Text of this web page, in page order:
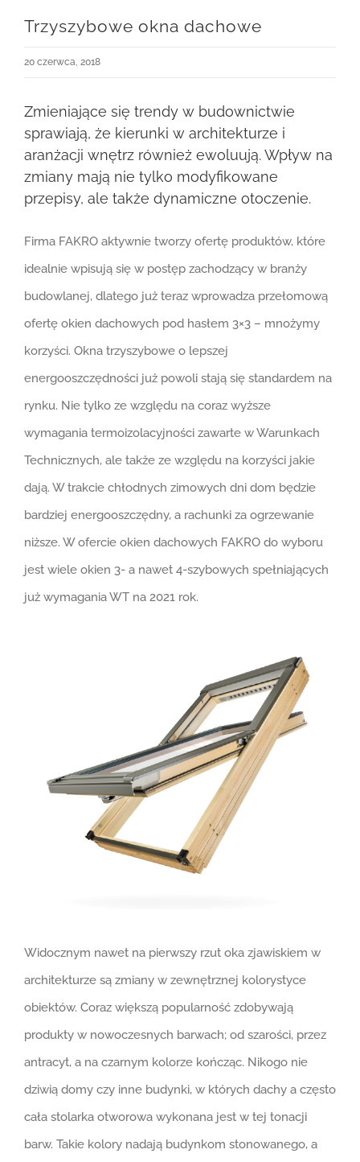
Trzyszybowe okna dachowe
20 czerwca, 2018
Zmieniające się trendy w budownictwie
sprawiają, że kierunki w architekturze i
aranżacji wnętrz również ewoluują. Wpływ na
zmiany mają nie tylko modyfikowane
przepisy, ale także dynamiczne otoczenie.
Firma FAKRO aktywnie tworzy ofertę produktów, które
idealnie wpisują się w postęp zachodzący w branży
budowlanej, dlatego już teraz wprowadza przełomową
ofertę okien dachowych pod hasłem 3×3 – mnożymy
korzyści. Okna trzyszybowe o lepszej
energooszczędności już powoli stają się standardem na
rynku. Nie tylko ze względu na coraz wyższe
wymagania termoizolacyjności zawarte w Warunkach
Technicznych, ale także ze względu na korzyści jakie
dają. W trakcie chłodnych zimowych dni dom będzie
bardziej energooszczędny, a rachunki za ogrzewanie
niższe. W ofercie okien dachowych FAKRO do wyboru
jest wiele okien 3- a nawet 4-szybowych spełniających
już wymagania WT na 2021 rok.
Widocznym nawet na pierwszy rzut oka zjawiskiem w
architekturze są zmiany w zewnętrznej kolorystyce
obiektów. Coraz większą popularność zdobywają
produkty w nowoczesnych barwach; od szarości, przez
antracyt, a na czarnym kolorze kończąc. Nikogo nie
dziwią domy czy inne budynki, w których dachy a często
cała stolarka otworowa wykonana jest w tej tonacji
barw. Takie kolory nadają budynkom stonowanego, a